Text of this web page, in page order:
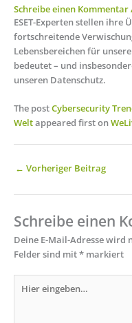
Schreibe einen Kommentar
ESET-Experten stellen ihre
fortschreitende
Lebensbereichen für
bedeutet – und
unseren Datenschutz.
The postCybersecurity
Weltappeared first on
← Vorheriger Beitrag
Schreibe einen
Deine E-Mail-Adresse
Felder sind mit* markiert
eingeben…